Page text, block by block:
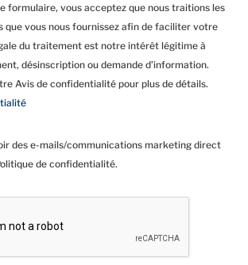
formulaire, vous acceptez que nous traitions les
que vous nous fournissez afin de faciliter votre
du traitement est notre intérêt légitime à
désinscription ou demande d’information.
Avis de confidentialité pour plus de détails.
des e-mails/communications marketing direct
de confidentialité.